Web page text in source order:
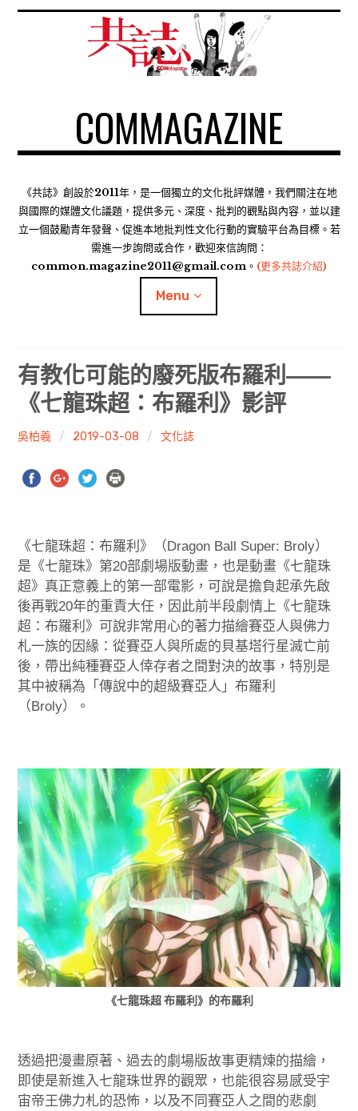
COMMAGAZINE
《共誌》創設於2011年，是一個獨立的文化批評媒體，我們關注在地
與國際的媒體文化議題，提供多元、深度、批判的觀點與內容，並以建
立一個鼓勵青年發聲、促進本地批判性文化行動的實驗平台為目標。若
需進一步詢問或合作，歡迎來信詢問：
common.magazine2011@gmail.com。 (更多共誌介紹)
Menu
共專題
共評論
共想/共享
共青年
勞動誌
共誌寫手
各期目錄
索取共誌
有教化可能的廢死版布羅利——
《七龍珠超：布羅利》影評
吳柏羲 2019-03-08 文化誌
《七龍珠超：布羅利》（Dragon Ball Super: Broly）
是《七龍珠》第20部劇場版動畫，也是動畫《七龍珠
超》真正意義上的第一部電影，可說是擔負起承先啟
後再戰20年的重責大任，因此前半段劇情上《七龍珠
超：布羅利》可說非常用心的著力描繪賽亞人與佛力
札一族的因緣：從賽亞人與所處的貝基塔行星滅亡前
後，帶出純種賽亞人倖存者之間對決的故事，特別是
其中被稱為「傳說中的超級賽亞人」布羅利
（Broly）。
《七龍珠超 布羅利》的布羅利
透過把漫畫原著、過去的劇場版故事更精煉的描繪，
即使是新進入七龍珠世界的觀眾，也能很容易感受宇
宙帝王佛力札的恐怖，以及不同賽亞人之間的悲劇